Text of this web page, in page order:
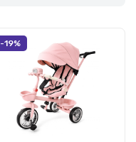
-19%